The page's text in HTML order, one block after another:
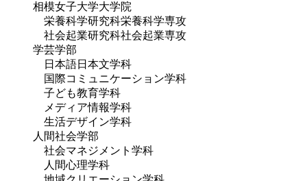
相模女子大学大学院
栄養科学研究科栄養科学専攻
社会起業研究科社会起業専攻
学芸学部
日本語日本文学科
国際コミュニケーション学科
子ども教育学科
メディア情報学科
生活デザイン学科
人間社会学部
社会マネジメント学科
人間心理学科